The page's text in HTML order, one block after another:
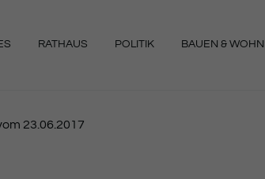
RATHAUS POLITIK BAUEN &
23.06.2017